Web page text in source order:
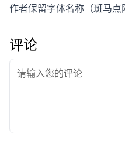
作者保留字体名称（斑马
评论